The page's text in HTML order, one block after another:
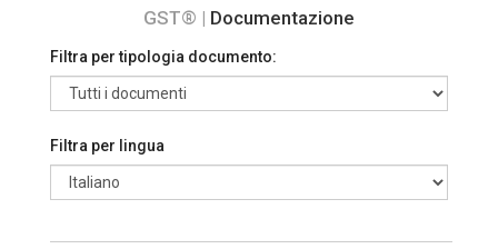
GST® | Documentazione
Filtra per tipologia documento:
Filtra per lingua